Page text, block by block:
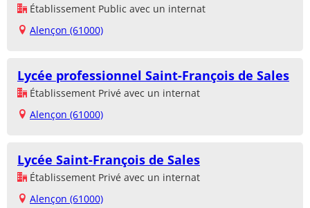
Établissement Public avec un internat
Alençon (61000)
Lycée professionnel Saint-François de Sales
Établissement Privé avec un internat
Alençon (61000)
Lycée Saint-François de Sales
Établissement Privé avec un internat
Alençon (61000)